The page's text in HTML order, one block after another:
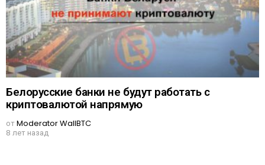
Белорусские банки не будут работать с
криптовалютой напрямую
отModerator WallBTC
8 лет назад